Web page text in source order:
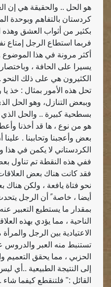
هو الحل .. والحقيقة هي إن
كردستان بالتفاهم وبوحدة
بكثير من أثواب العشق وهذه
فربما استطاع الرجل إمتاع
أكثر مرونة في هذا الموضوع .
يسيرا على الحافة ، وباختصار
الكثيرون هي على ذلك النحو ..
تحل هذه الأمور بمثال : خذ
وببعض التنازل، وهو الحل
بسطحية كبيرة .. والحل الذي
هو من نوع ، ها قد أخذنا
بعض وأعجبنا وتحاببنا . علينا
الكردستاني لا يكمن في هذا
ففي هذه النقطة تم تناول
فقد كانت هناك بعض العلاقات
نحو فتاة يافعة ، ولكن هناك
أيضا ، خاصة ً أن الرجل
بمقدار ما يستطيع التعبير عنه
الناحية ، مما يؤدي بهذه
الاعتيادية بين الرجل
تستنبط منه العبر والدروس
الحزبي ، مما يحقق التعميم
إلى النتيجة الطبيعية ..أي
القائل :" فلتنقطع كيفما شاء